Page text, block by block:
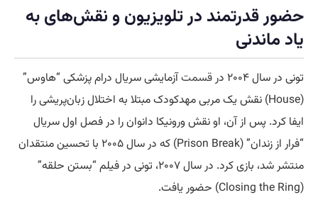
حضور قدرتمند در تلویزیون و نقش‌های به
یاد ماندنی
تونی در سال ۲۰۰۴ در قسمتآزمایشی سریال درام پزشکی “هاوس”
(House) نقش یک مربی مهدکودک مبتلا به اختلال زبان‌پریشی را
ایفا کرد. پس از آن، او نقش ورونیکا دانوان را در فصل اول سریال
“فرار از زندان” (Prison Break) که در سال ۲۰۰۵ با تحسین منتقدان
منتشر شد، بازی کرد. در سال ۲۰۰۷، تونی در فیلم “بستن حلقه”
(Closing the Ring) حضور یافت.